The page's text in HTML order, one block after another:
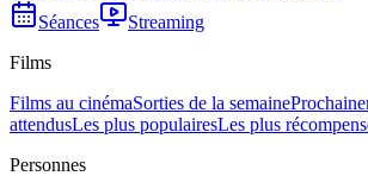
Séances
Streaming
Films
Films au cinémaSorties de la semaine
attendusLes plus populairesLes plus
Personnes